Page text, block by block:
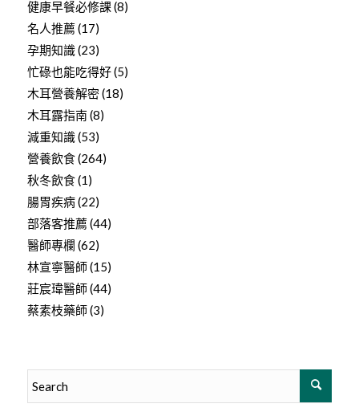
健康早餐必修課(8)
名人推薦 (17)
孕期知識(23)
忙碌也能吃得好(5)
木耳營養解密(18)
木耳露指南(8)
減重知識(53)
營養飲食(264)
秋冬飲食(1)
腸胃疾病(22)
部落客推薦 (44)
醫師專欄 (62)
林宣寧醫師(15)
莊宸瑋醫師(44)
蔡素枝藥師(3)